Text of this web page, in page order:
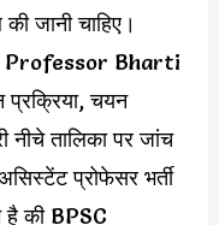
जानी चाहिए।
Professor Bharti
प्रक्रिया, चयन
नीचे तालिका पर जांच
प्रोफेसर भर्ती
है की BPSC